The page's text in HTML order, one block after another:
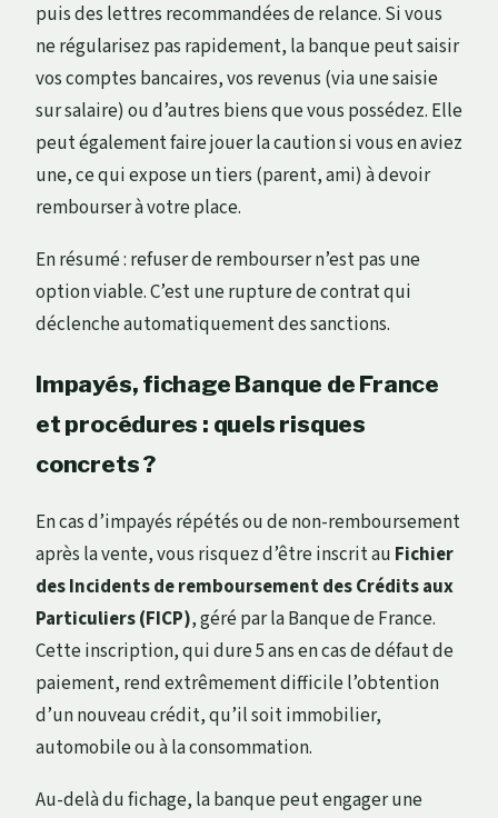
puis des lettres recommandées de relance. Si vous
ne régularisez pas rapidement, la banque peut saisir
vos comptes bancaires, vos revenus (via une saisie
sur salaire) ou d’autres biens que vous possédez. Elle
peut également faire jouer la caution si vous en aviez
une, ce qui expose un tiers (parent, ami) à devoir
rembourser à votre place.
En résumé : refuser de rembourser n’est pas une
option viable. C’est une rupture de contrat qui
déclenche automatiquement des sanctions.
Impayés, fichage Banque de France
et procédures : quels risques
concrets ?
En cas d’impayés répétés ou de non-remboursement
après la vente, vous risquez d’être inscrit au Fichier
des Incidents de remboursement des Crédits aux
Particuliers (FICP), géré par la Banque de France.
Cette inscription, qui dure 5 ans en cas de défaut de
paiement, rend extrêmement difficile l’obtention
d’un nouveau crédit, qu’il soit immobilier,
automobile ou à la consommation.
Au-delà du fichage, la banque peut engager une